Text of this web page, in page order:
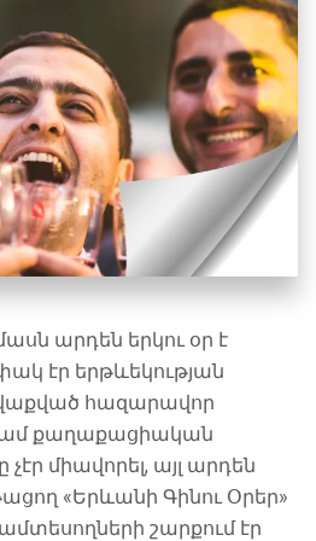
արդեն երկու օր է
էր երթևեկության
հազարավոր
քաղաքացիական
միավորել, այլ արդեն
«Երևանի Գինու Օրեր»
շարքում էր